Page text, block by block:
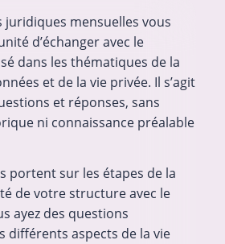
juridiques mensuelles vous
d’échanger avec le
dans les thématiques de la
et de la vie privée. Il s’agit
et réponses, sans
ni connaissance préalable
portent sur les étapes de la
de votre structure avec le
ayez des questions
différents aspects de la vie